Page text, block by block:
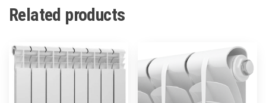
Related products